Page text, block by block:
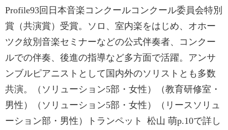
Profile93回日本音楽コンクールコンクール委員会特別
賞（共演賞）受賞。ソロ、室内楽をはじめ、オホー
ツク紋別音楽セミナーなどの公式伴奏者、コンクー
ルでの伴奏、後進の指導など多方面で活躍。アンサ
ンブルピアニストとして国内外のソリストとも多数
共演。（ソリューション5部・女性）（教育研修室・
男性）（ソリューション5部・女性）（リースソリュ
ーション部・男性）トランペット 松山 萌p.10で詳し